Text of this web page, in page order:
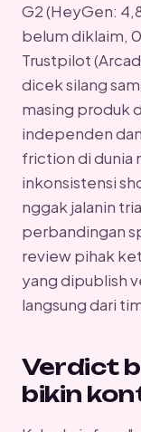
G2 (HeyGen:
belum diklaim,
Trustpilot
dicek silang
masing produk
independen
friction di dunia
inkonsistensi
nggak jalanin
perbandingan
review pihak
yang dipublish
langsung dari
Verdict
bikin